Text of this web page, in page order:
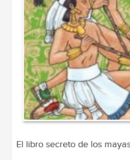
El libro secreto de los